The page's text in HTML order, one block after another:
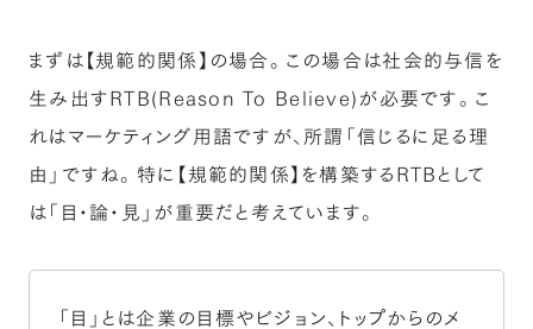
まずは【規範的関係】の場合。この場合は社会的与信を
生み出すRTB(Reason To Believe)が必要です。こ
れはマーケティング用語ですが、所謂「信じるに足る理
由」ですね。特に【規範的関係】を構築するRTBとして
は「目・論・見」が重要だと考えています。
「目」とは企業の目標やビジョン、トップからのメ